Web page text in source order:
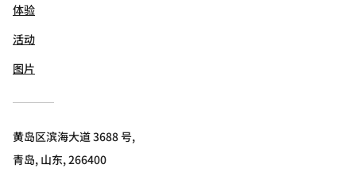
体验
活动
图片
黄岛区滨海大道 3688 号,
青岛, 山东, 266400